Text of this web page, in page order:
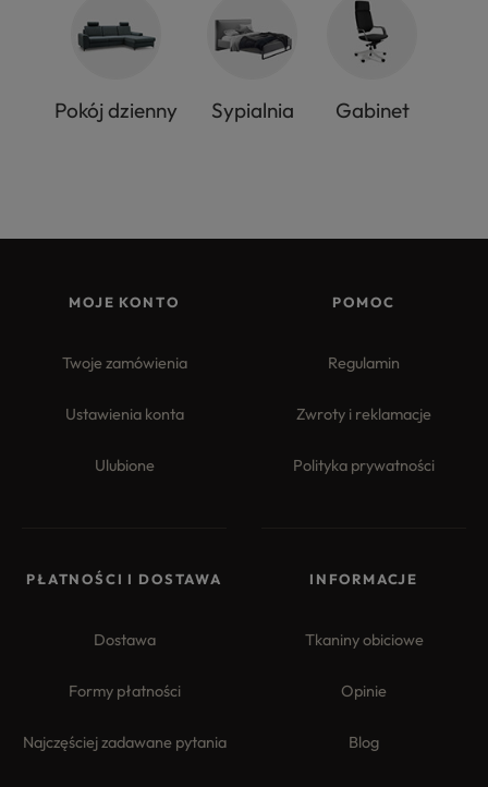
Pokój dzienny Sypialnia Gabinet
MOJE KONTO
Twoje zamówienia
Ustawienia konta
Ulubione
POMOC
Regulamin
Zwroty i reklamacje
Polityka prywatności
PŁATNOŚCI I DOSTAWA
Dostawa
Formy płatności
Najczęściej zadawane pytania
INFORMACJE
Tkaniny obiciowe
Opinie
Blog